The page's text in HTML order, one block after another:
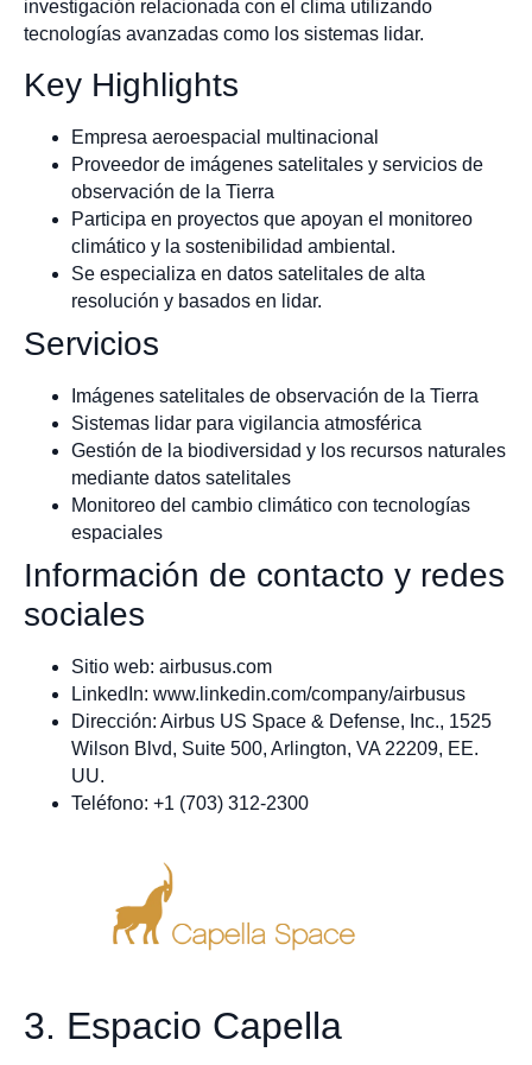
investigación relacionada con el clima utilizando
tecnologías avanzadas como los sistemas lidar.
Key Highlights
Empresa aeroespacial multinacional
Proveedor de imágenes satelitales y servicios de
observación de la Tierra
Participa en proyectos que apoyan el monitoreo
climático y la sostenibilidad ambiental.
Se especializa en datos satelitales de alta
resolución y basados en lidar.
Servicios
Imágenes satelitales de observación de la Tierra
Sistemas lidar para vigilancia atmosférica
Gestión de la biodiversidad y los recursos naturales
mediante datos satelitales
Monitoreo del cambio climático con tecnologías
espaciales
Información de contacto y redes
sociales
Sitio web: airbusus.com
LinkedIn: www.linkedin.com/company/airbusus
Dirección: Airbus US Space & Defense, Inc., 1525
Wilson Blvd, Suite 500, Arlington, VA 22209, EE.
UU.
Teléfono: +1 (703) 312-2300
3. Espacio Capella